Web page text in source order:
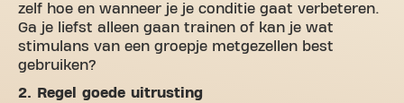
zelf hoe en wanneer je je conditie gaat verbeteren.
Ga je liefst alleen gaan trainen of kan je wat
stimulans van een groepje metgezellen best
gebruiken?
2. Regel goede uitrusting